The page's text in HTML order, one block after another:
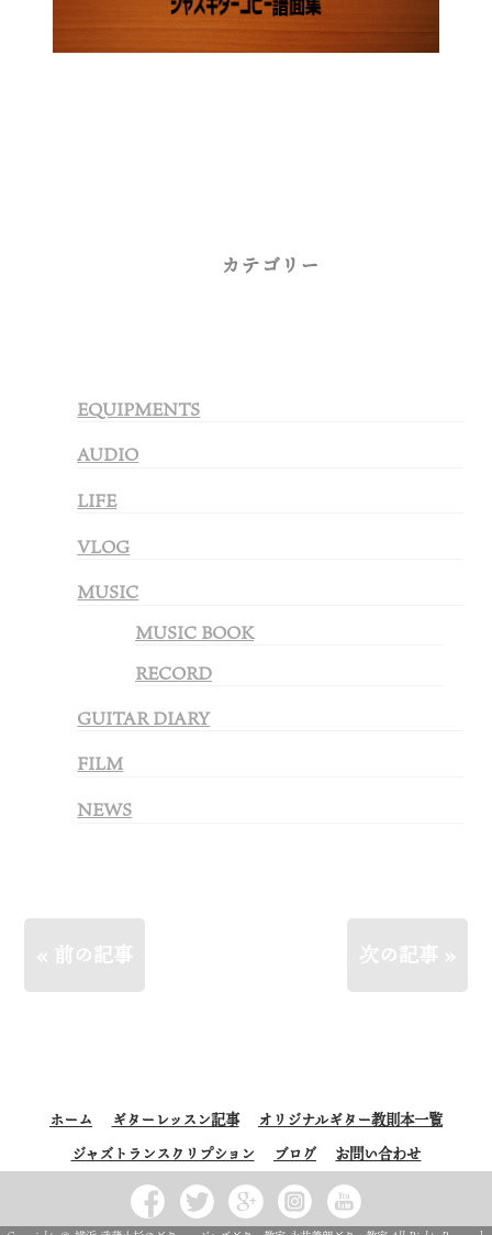
カテゴリー
EQUIPMENTS
AUDIO
LIFE
VLOG
MUSIC
MUSIC BOOK
RECORD
GUITAR DIARY
FILM
NEWS
« 前の記事 次の記事 »
ホーム ギターレッスン記事
オリジナルギター教則本一覧
ジャズトランスクリプション
ブログ お問い合わせ